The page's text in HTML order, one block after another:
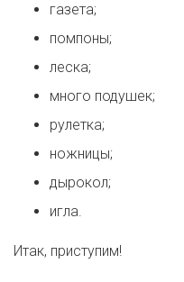
газета;
помпоны;
леска;
много подушек;
рулетка;
ножницы;
дырокол;
игла.
Итак, приступим!